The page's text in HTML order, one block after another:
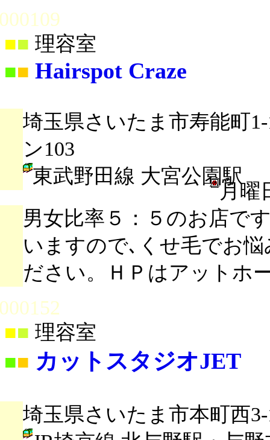
■ 理容室
■■ Hairspot Craze
埼玉県さいたま市寿能町
ン103
東武野田線 大宮公園駅
月曜
男女比率５：５のお店で
いますので､くせ毛でお
ださい。ＨＰはアットホ
■ 理容室
■■ カットスタジオJET
埼玉県さいたま市本町西3-